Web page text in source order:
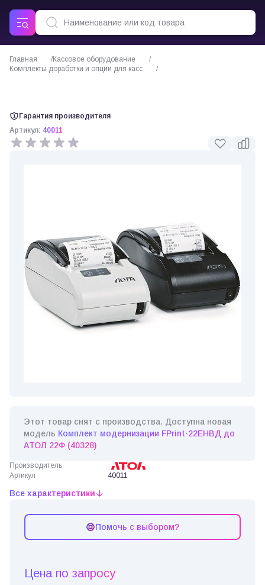
Главная
Кассовое оборудование
Комплекты доработки и опции для касс
Гарантия производителя
Артикул: 40011
Этот товар снят с производства. Доступна новая
модель Комплект модернизации FPrint-22ЕНВД до
АТОЛ 22Ф (40328)
Производитель
Артикул
40011
Все характеристики
Помочь с выбором?
Цена по запросу